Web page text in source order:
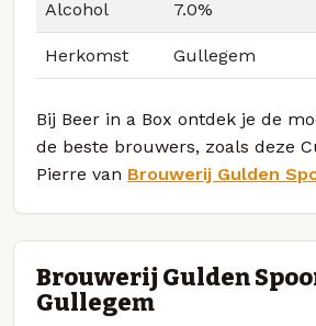
Alcohol 7.0%
Herkomst Gullegem
Bij Beer in a Box ontdek je de
de beste brouwers, zoals deze
Pierre van Brouwerij Gulden
Brouwerij Gulden
Gullegem